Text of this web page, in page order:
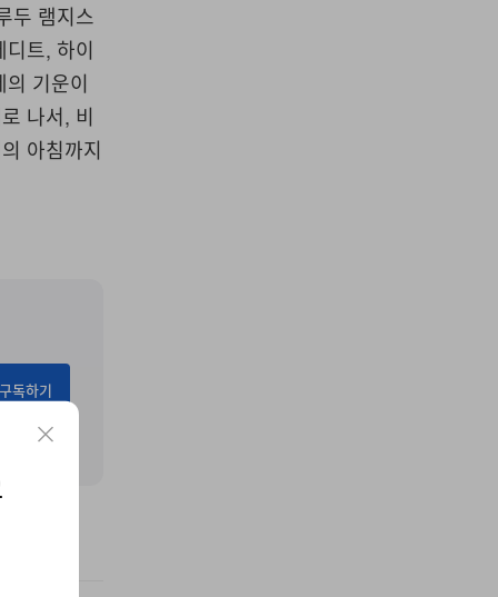
두 램지스
트, 하이
기운이
나서, 비
아침까지
구독하기